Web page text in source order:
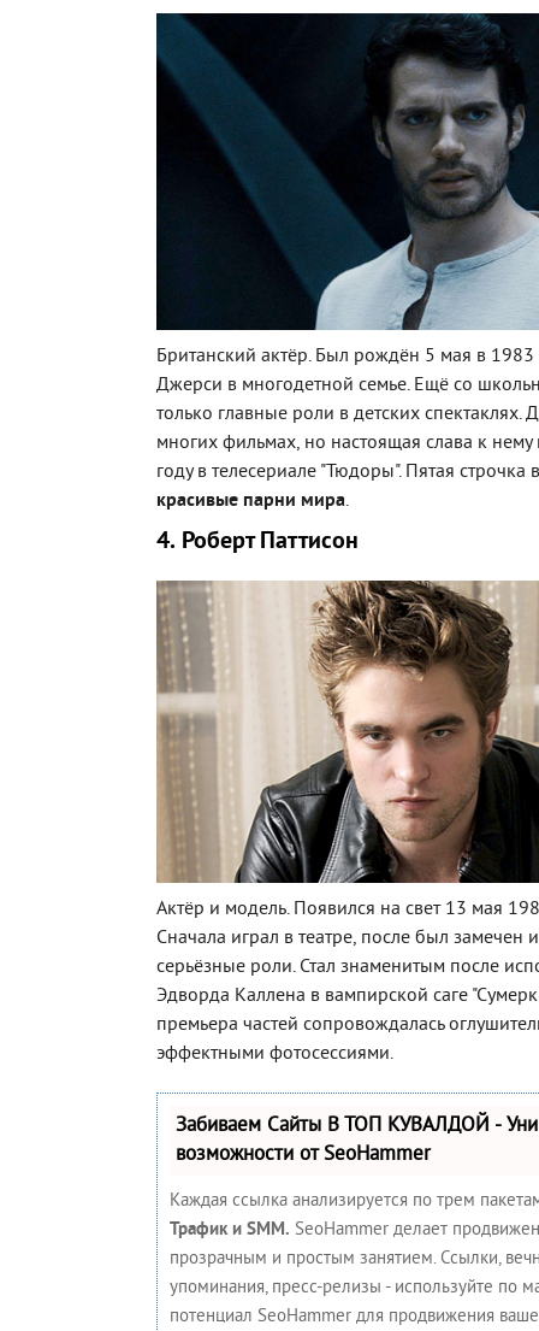
Британский актёр. Был рождён 5 мая в 1983
Джерси в многодетной семье. Ещё со
только главные роли в детских спектаклях.
многих фильмах, но настоящая слава к
году в телесериале "Тюдоры". Пятая строчка
красивые парни мира.
4. Роберт Паттисон
Актёр и модель. Появился на свет 13 мая
Сначала играл в театре, после был замечен
серьёзные роли. Стал знаменитым после
Эдворда Каллена в вампирской саге
премьера частей сопровождалась
эффектными фотосессиями.
Забиваем Сайты В ТОП КУВАЛДОЙ -
возможности от SeoHammer
Каждая ссылка анализируется по трем
Трафик и SMM. SeoHammer делает
прозрачным и простым занятием. Ссылки,
упоминания, пресс-релизы - используйте по
потенциал SeoHammer для продвижения